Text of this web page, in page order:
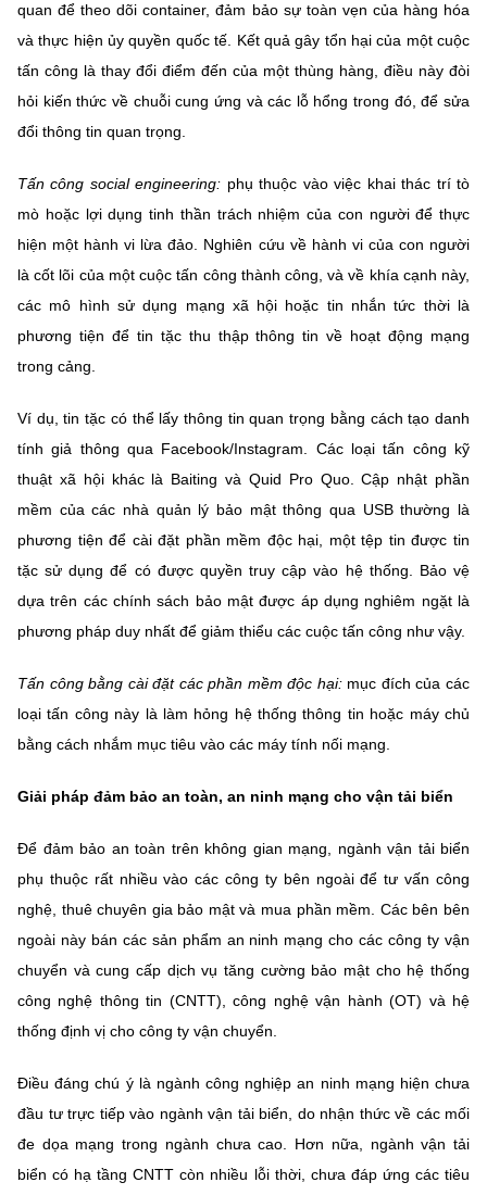
quan để theo dõi container, đảm bảo sự toàn vẹn của hàng hóa
và thực hiện ủy quyền quốc tế. Kết quả gây tổn hại của một cuộc
tấn công là thay đổi điểm đến của một thùng hàng, điều này đòi
hỏi kiến thức về chuỗi cung ứng và các lỗ hổng trong đó, để sửa
đổi thông tin quan trọng.
Tấn công social engineering: phụ thuộc vào việc khai thác trí tò
mò hoặc lợi dụng tinh thần trách nhiệm của con người để thực
hiện một hành vi lừa đảo. Nghiên cứu về hành vi của con người
là cốt lõi của một cuộc tấn công thành công, và về khía cạnh này,
các mô hình sử dụng mạng xã hội hoặc tin nhắn tức thời là
phương tiện để tin tặc thu thập thông tin về hoạt động mạng
trong cảng.
Ví dụ, tin tặc có thể lấy thông tin quan trọng bằng cách tạo danh
tính giả thông qua Facebook/Instagram. Các loại tấn công kỹ
thuật xã hội khác là Baiting và Quid Pro Quo. Cập nhật phần
mềm của các nhà quản lý bảo mật thông qua USB thường là
phương tiện để cài đặt phần mềm độc hại, một tệp tin được tin
tặc sử dụng để có được quyền truy cập vào hệ thống. Bảo vệ
dựa trên các chính sách bảo mật được áp dụng nghiêm ngặt là
phương pháp duy nhất để giảm thiểu các cuộc tấn công như vậy.
Tấn công bằng cài đặt các phần mềm độc hại:mục đích của các
loại tấn công này là làm hỏng hệ thống thông tin hoặc máy chủ
bằng cách nhắm mục tiêu vào các máy tính nối mạng.
Giải pháp đảm bảo an toàn, an ninh mạng cho vận tải biển
Để đảm bảo an toàn trên không gian mạng, ngành vận tải biển
phụ thuộc rất nhiều vào các công ty bên ngoài để tư vấn công
nghệ, thuê chuyên gia bảo mật và mua phần mềm. Các bên bên
ngoài này bán các sản phẩm an ninh mạng cho các công ty vận
chuyển và cung cấp dịch vụ tăng cường bảo mật cho hệ thống
công nghệ thông tin (CNTT), công nghệ vận hành (OT) và hệ
thống định vị cho công ty vận chuyển.
Điều đáng chú ý là ngành công nghiệp an ninh mạng hiện chưa
đầu tư trực tiếp vào ngành vận tải biển, do nhận thức về các mối
đe dọa mạng trong ngành chưa cao. Hơn nữa, ngành vận tải
biển có hạ tầng CNTT còn nhiều lỗi thời, chưa đáp ứng các tiêu